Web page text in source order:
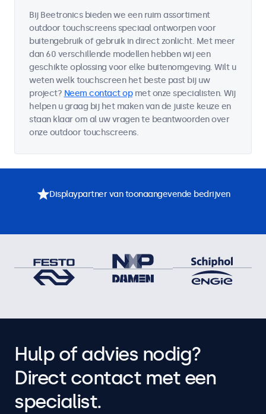
Bij Beetronics bieden we een ruim assortiment
outdoor touchscreens speciaal ontworpen voor
buitengebruik of gebruik in direct zonlicht. Met meer
dan 60 verschillende modellen hebben wij een
geschikte oplossing voor elke buitenomgeving. Wilt u
weten welk touchscreen het beste past bij uw
project? Neem contact opmet onze specialisten. Wij
helpen u graag bij het maken van de juiste keuze en
staan klaar om al uw vragen te beantwoorden over
onze outdoor touchscreens.
Displaypartner van toonaangevende bedrijven
Hulp of advies nodig?
Direct contact met een
specialist.